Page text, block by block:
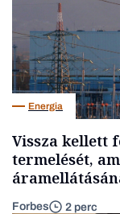
Energia
Vissza kellett
termelését,
Forbes 2 perc